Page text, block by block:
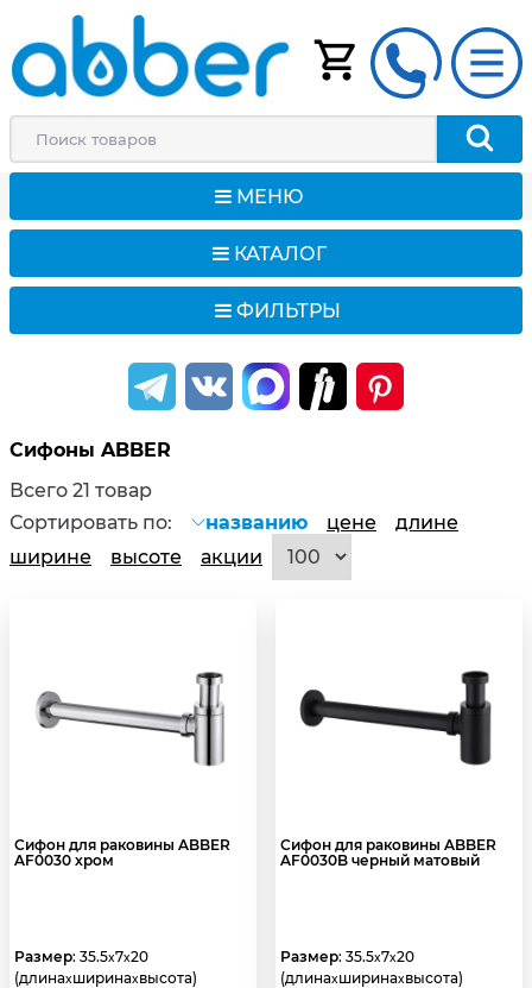
МЕНЮ
КАТАЛОГ
ФИЛЬТРЫ
Сифоны ABBER
Всего 21 товар
Сортировать по:
названию цене
длине
ширине
высоте акции
Сифон для раковины ABBER
AF0030 хром
Размер: 35.5x7x20
(длинаxширинаxвысота)
Сифон для раковины ABBER
AF0030B черный матовый
Размер: 35.5x7x20
(длинаxширинаxвысота)